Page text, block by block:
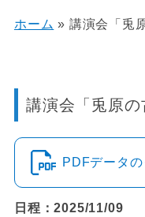
ホーム » 講演会「兎
講演会「兎原の
PDFデータ
日程：2025/11/09